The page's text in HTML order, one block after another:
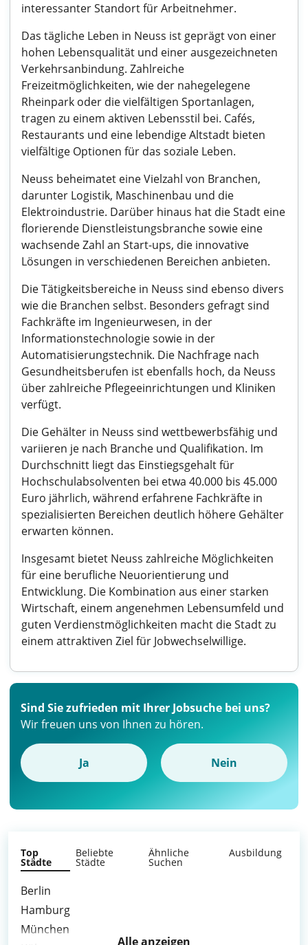
interessanter Standort für Arbeitnehmer.
Das tägliche Leben in Neuss ist geprägt von einer
hohen Lebensqualität und einer ausgezeichneten
Verkehrsanbindung. Zahlreiche
Freizeitmöglichkeiten, wie der nahegelegene
Rheinpark oder die vielfältigen Sportanlagen,
tragen zu einem aktiven Lebensstil bei. Cafés,
Restaurants und eine lebendige Altstadt bieten
vielfältige Optionen für das soziale Leben.
Neuss beheimatet eine Vielzahl von Branchen,
darunter Logistik, Maschinenbau und die
Elektroindustrie. Darüber hinaus hat die Stadt eine
florierende Dienstleistungsbranche sowie eine
wachsende Zahl an Start-ups, die innovative
Lösungen in verschiedenen Bereichen anbieten.
Die Tätigkeitsbereiche in Neuss sind ebenso divers
wie die Branchen selbst. Besonders gefragt sind
Fachkräfte im Ingenieurwesen, in der
Informationstechnologie sowie in der
Automatisierungstechnik. Die Nachfrage nach
Gesundheitsberufen ist ebenfalls hoch, da Neuss
über zahlreiche Pflegeeinrichtungen und Kliniken
verfügt.
Die Gehälter in Neuss sind wettbewerbsfähig und
variieren je nach Branche und Qualifikation. Im
Durchschnitt liegt das Einstiegsgehalt für
Hochschulabsolventen bei etwa 40.000 bis 45.000
Euro jährlich, während erfahrene Fachkräfte in
spezialisierten Bereichen deutlich höhere Gehälter
erwarten können.
Insgesamt bietet Neuss zahlreiche Möglichkeiten
für eine berufliche Neuorientierung und
Entwicklung. Die Kombination aus einer starken
Wirtschaft, einem angenehmen Lebensumfeld und
guten Verdienstmöglichkeiten macht die Stadt zu
einem attraktiven Ziel für Jobwechselwillige.
Sind Sie zufrieden mit Ihrer Jobsuche bei uns?
Wir freuen uns von Ihnen zu hören.
Ja Nein
Top
Städte
Beliebte
Städte
Ähnliche
Suchen
Ausbildung
Berlin
Hamburg
München
Alle anzeigen